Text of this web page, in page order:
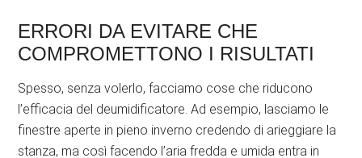
ERRORI DA EVITARE CHE
COMPROMETTONO I RISULTATI
Spesso, senza volerlo, facciamo cose che riducono
l’efficacia del deumidificatore. Ad esempio, lasciamo le
finestre aperte in pieno inverno credendo di arieggiare la
stanza, ma così facendo l’aria fredda e umida entra in